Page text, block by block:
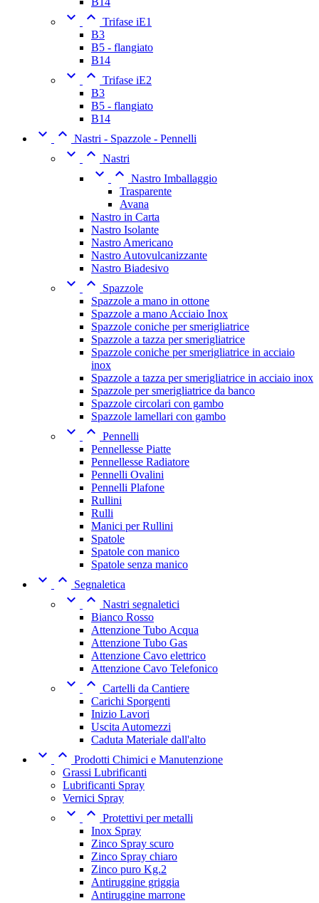
  Trifase iE1
B3
B5 - flangiato
B14
  Trifase iE2
B3
B5 - flangiato
B14
  Nastri - Spazzole - Pennelli
  Nastri
  Nastro Imballaggio
Trasparente
Avana
Nastro in Carta
Nastro Isolante
Nastro Americano
Nastro Autovulcanizzante
Nastro Biadesivo
 
Spazzole
Spazzole a mano in ottone
Spazzole a mano Acciaio Inox
Spazzole coniche per smerigliatrice
Spazzole a tazza per smerigliatrice
Spazzole coniche per smerigliatrice in acciaio
inox
Spazzole a tazza per smerigliatrice in acciaio inox
Spazzole per smerigliatrice da banco
Spazzole circolari con gambo
Spazzole lamellari con gambo
  Pennelli
Pennellesse Piatte
Pennellesse Radiatore
Pennelli Ovalini
Pennelli Plafone
Rullini
Rulli
Manici per Rullini
Spatole
Spatole con manico
Spatole senza manico
  Segnaletica
  Nastri segnaletici
Bianco Rosso
Attenzione Tubo Acqua
Attenzione Tubo Gas
Attenzione Cavo elettrico
Attenzione Cavo Telefonico
  Cartelli da Cantiere
Carichi Sporgenti
Inizio Lavori
Uscita Automezzi
Caduta Materiale dall'alto
  Prodotti Chimici e Manutenzione
Grassi Lubrificanti
Lubrificanti Spray
Vernici Spray
  Protettivi per metalli
Inox Spray
Zinco Spray scuro
Zinco Spray chiaro
Zinco puro Kg.2
Antiruggine griggia
Antiruggine marrone